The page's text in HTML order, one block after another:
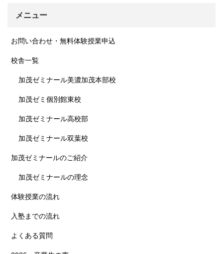
メニュー
お問い合わせ・無料体験授業申込
校舎一覧
加茂ゼミナール美濃加茂本部校
加茂ゼミ個別館東校
加茂ゼミナール高校部
加茂ゼミナール双葉校
加茂ゼミナールのご紹介
加茂ゼミナールの理念
体験授業の流れ
入塾までの流れ
よくある質問